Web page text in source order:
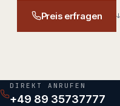
Preis erfragen
DIREKT ANRUFEN
+49 89 35737777